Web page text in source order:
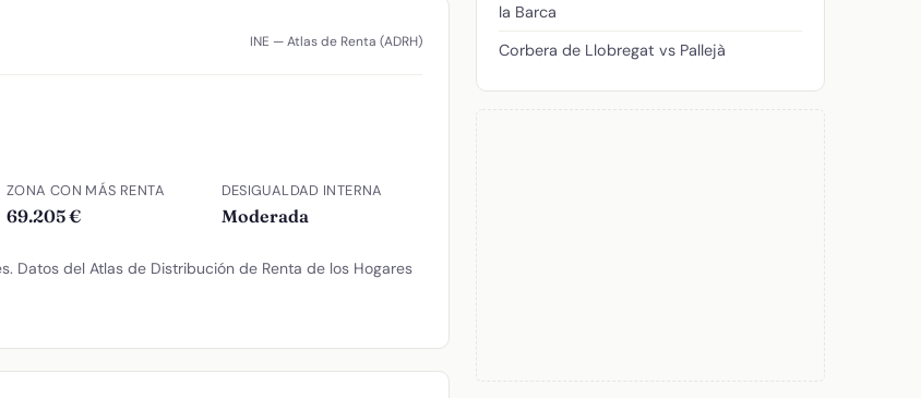
INE — Atlas de Renta (ADRH)
ZONA CON MÁS RENTA
69.205 €
DESIGUALDAD INTERNA
Moderada
Datos del Atlas de Distribución de Renta de los Hogares
la Barca
Corbera de Llobregat vs Pallejà